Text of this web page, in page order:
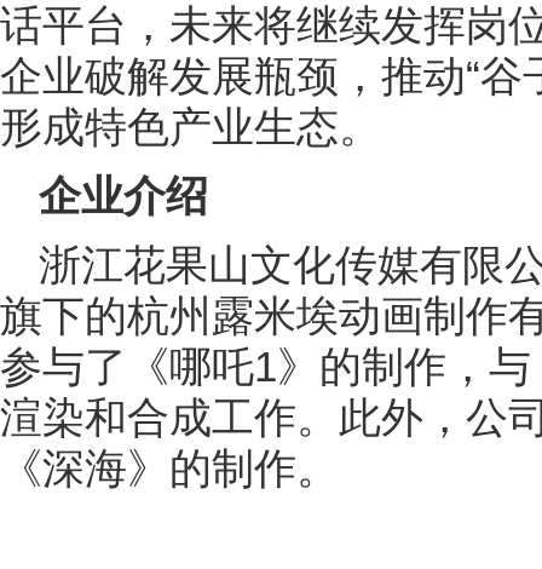
话平台，未来将继续发挥岗
企业破解发展瓶颈，推动“
形成特色产业生态。
企业介绍
浙江花果山文化传媒有限
旗下的杭州露米埃动画制作
参与了《哪吒1》的制作，
渲染和合成工作。此外，公
《深海》的制作。